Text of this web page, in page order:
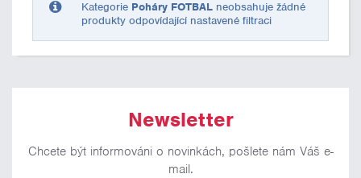
Kategorie Poháry FOTBAL neobsahuje žádné
produkty odpovídající nastavené filtraci
Newsletter
Chcete být informováni o novinkách, pošlete nám Váš e-
mail.